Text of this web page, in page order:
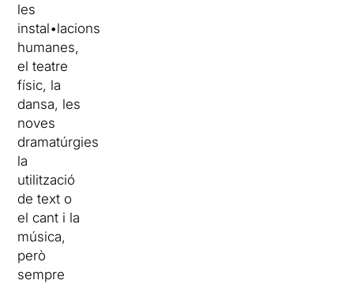
les
instal•lacions
humanes,
el teatre
físic, la
dansa, les
noves
dramatúrgies,
la
utilització
de text o
el cant i la
música,
però
sempre